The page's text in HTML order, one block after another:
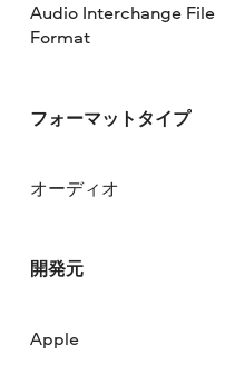
Audio Interchange File
Format
フォーマットタイプ
オーディオ
開発元
Apple